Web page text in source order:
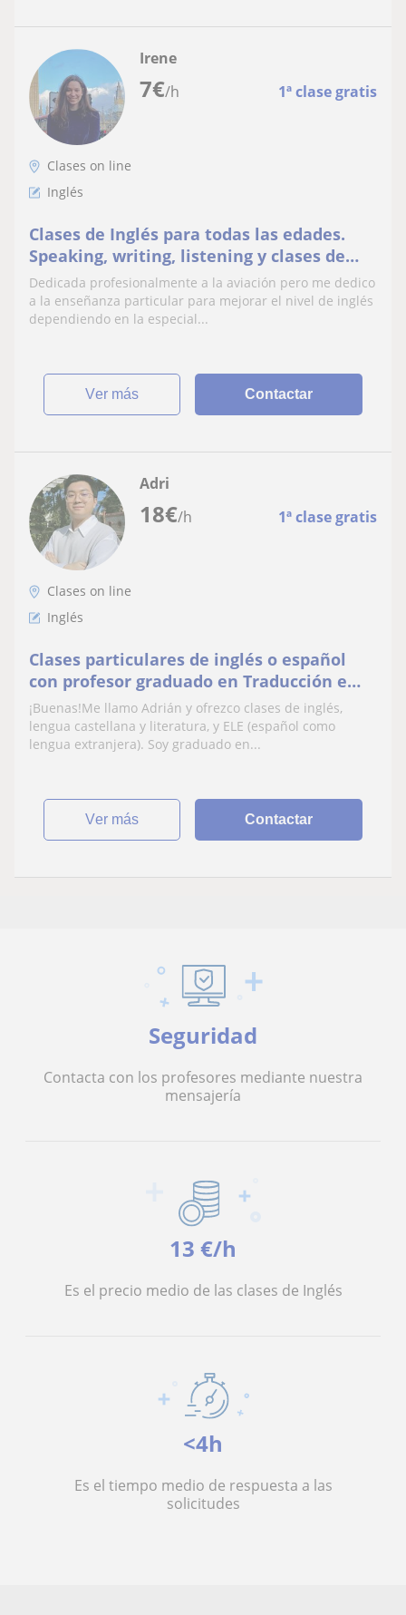
7€/h 1ª clase gratis
Irene
Clases on line
Inglés
Clases de Inglés para todas las edades.
Speaking, writing, listening y clases de
apoyo para el colegio
Dedicada profesionalmente a la aviación pero me dedico
a la enseñanza particular para mejorar el nivel de inglés
dependiendo en la especial...
ver más Contactar
18€/h 1ª clase gratis
Adri
Clases on line
Inglés
Clases particulares de inglés o español
con profesor graduado en Traducción e
Interpretación y Lingüística
¡Buenas!Me llamo Adrián y ofrezco clases de inglés,
lengua castellana y literatura, y ELE (español como
lengua extranjera). Soy graduado en...
ver más Contactar
Seguridad
Contacta con los profesores mediante nuestra
mensajería
13 €/h
Es el precio medio de las clases de Inglés
<4h
Es el tiempo medio de respuesta a las
solicitudes